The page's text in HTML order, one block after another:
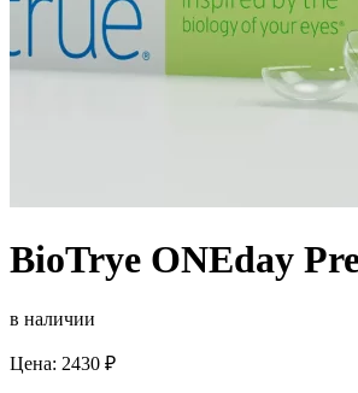
BioTrye ONEday
в наличии
Цена: 2430 ₽